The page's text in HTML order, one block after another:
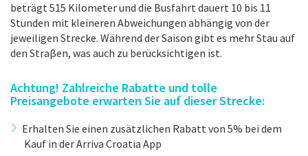
beträgt 515 Kilometer und die Busfahrt dauert 10 bis 11
Stunden mit kleineren Abweichungen abhängig von der
jeweiligen Strecke. Während der Saison gibt es mehr Stau auf
den Straβen, was auch zu berücksichtigen ist.
Achtung! Zahlreiche Rabatte und tolle
Preisangebote erwarten Sie auf dieser Strecke:
Erhalten Sie einen zusätzlichen Rabatt von 5% bei dem
Kauf in der Arriva Croatia App